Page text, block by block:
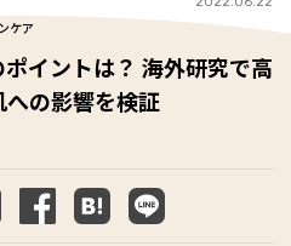
ケア
イントは？ 海外研究で高
の影響を検証